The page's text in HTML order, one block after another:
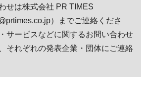
せは株式会社 PR TIMES
）までご連絡くださ
サービスなどに関するお問い合わせ
それぞれの発表企業・団体にご連絡